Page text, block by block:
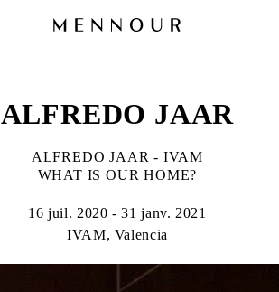
ALFREDO JAAR
ALFREDO JAAR - IVAM
WHAT IS OUR HOME?
16 juil. 2020 - 31 janv. 2021
IVAM, Valencia